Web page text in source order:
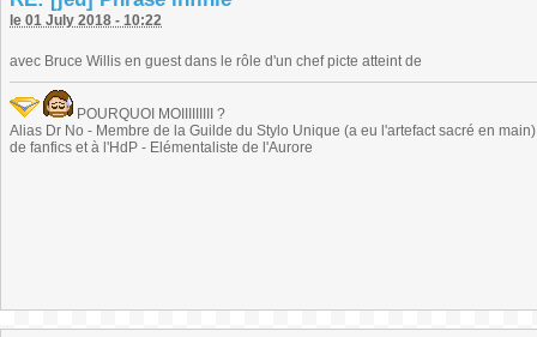
le 01 July 2018 - 10:22
avec Bruce Willis en guest dans le rôle d'un chef picte atteint de
POURQUOI MOIIIIIIIII ?
Alias Dr No - Membre de la Guilde du Stylo Unique (a eu l'artefact sacré en
de fanfics et à l'HdP - Elémentaliste de l'Aurore